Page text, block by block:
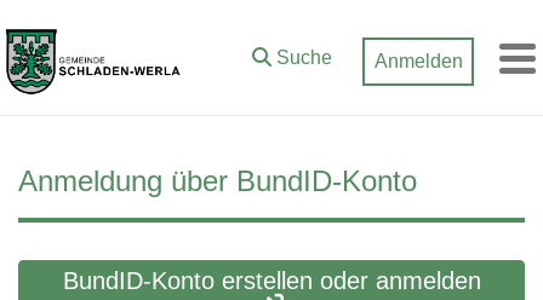
Suche Anmelden
Anmeldung über BundID-Konto
BundID-Konto erstellen oder anmelden